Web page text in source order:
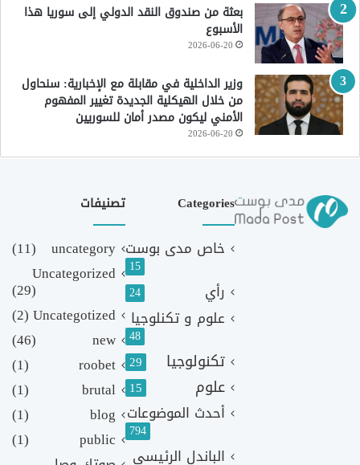
بعثة من صندوق النقد الدولي إلى سوريا هذا
الأسبوع
2026-06-20
وزير الداخلية في مقابلة مع الإخبارية: سنحاول
من خلال الهيكلية الجديدة تغيير المفهوم
الأمني ليكون مصدر أمان للسوريين
2026-06-20
Categories
خاص مدى بوست
15
رأي 24
علوم و تكنلوجيا
48
تكنولوجيا 29
علوم 15
أحدث الموضوعات
794
الباندل الرئيسي
تصنيفات
uncategory
(11)
Uncategorized
(29)
Uncategotized
(2)
new
(46)
roobet
(1)
brutal
(1)
blog
(1)
public
(1)